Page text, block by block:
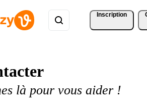
Inscription
là pour vous aider !